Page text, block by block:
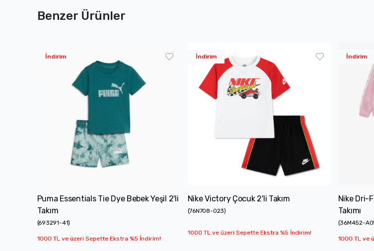
Benzer Ürünler
İndirim
Puma Essentials Tie Dye Bebek Yeşil 2'li
Takım
(693291-41)
1000 TL ve üzeri Sepette Ekstra %5 İndirim!
İndirim
Nike Victory Çocuk 2'li Takım
(76N708-023)
1000 TL ve üzeri Sepette Ekstra %5 İndirim!
İndirim
Nike Dri-
Takımı
(36M452-
1000 TL ve